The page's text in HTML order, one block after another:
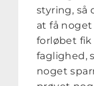
styring, så
at få
forløbet
faglighed,
noget